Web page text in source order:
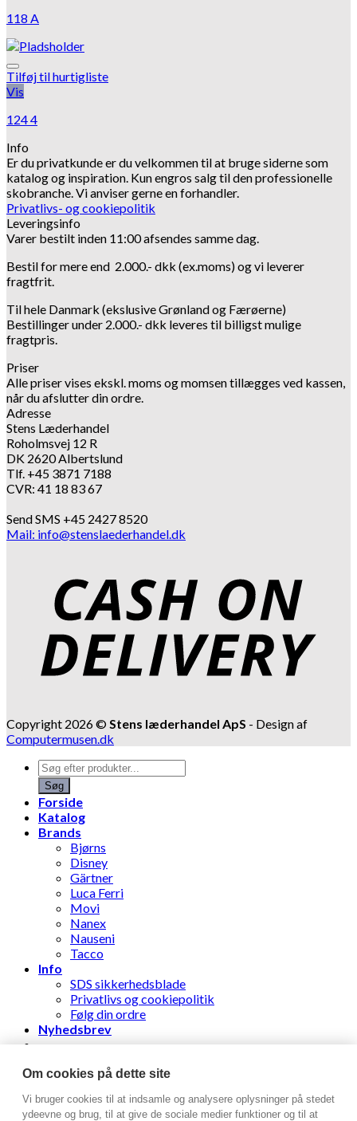
118 A
Tilføj til hurtigliste
Vis
124 4
Info
Er du privatkunde er du velkommen til at bruge siderne som
katalog og inspiration. Kun engros salg til den professionelle
skobranche.Vi anviser gerne en forhandler.
Privatlivs- og cookiepolitik
Leveringsinfo
Varer bestilt inden 11:00 afsendes samme dag.
Bestil for mere end 2.000.- dkk (ex.moms) og vi leverer
fragtfrit.
Til hele Danmark (ekslusive Grønland og Færøerne)
Bestillinger under 2.000.- dkk leveres til billigst mulige
fragtpris.
Priser
Alle priser vises ekskl. moms og momsen tillægges ved kassen,
når du afslutter din ordre.
Adresse
Stens Læderhandel
Roholmsvej 12 R
DK 2620 Albertslund
Tlf. +45 3871 7188
CVR: 41 18 83 67
Send SMS +45 2427 8520
Mail: info@stenslaederhandel.dk
Copyright 2026 © Stens læderhandel ApS - Design af
Computermusen.dk
Products
search
Søg
Forside
Katalog
Brands
Bjørns
Disney
Gärtner
Luca Ferri
Movi
Nanex
Nauseni
Tacco
Info
SDS sikkerhedsblade
Privatlivs og cookiepolitik
Følg din ordre
Nyhedsbrev
Log ind
Om cookies på dette site
Vi bruger cookies til at indsamle og analysere oplysninger på stedet
ydeevne og brug, til at give de sociale medier funktioner og til at